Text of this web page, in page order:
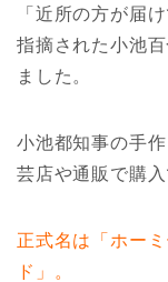
「近所の方が届
指摘された小池
ました。
小池都知事の手
芸店や通販で購
正式名は「ホー
ド」。